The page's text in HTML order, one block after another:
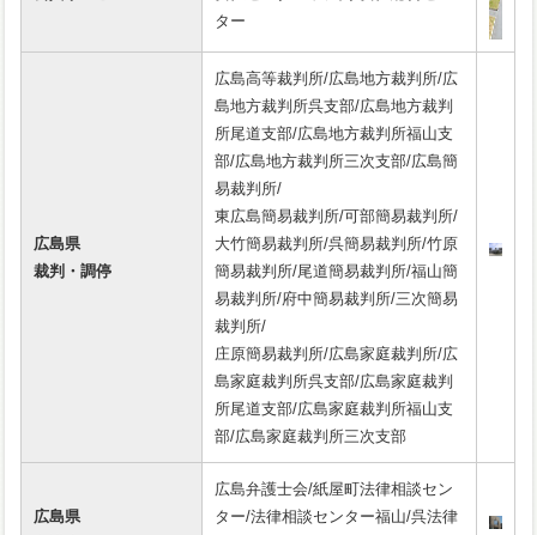
ター
広島県
裁判・調停
広島高等裁判所/広島地方裁判所/広
島地方裁判所呉支部/広島地方裁判
所尾道支部/広島地方裁判所福山支
部/広島地方裁判所三次支部/広島簡
易裁判所/
東広島簡易裁判所/可部簡易裁判所/
大竹簡易裁判所/呉簡易裁判所/竹原
簡易裁判所/尾道簡易裁判所/福山簡
易裁判所/府中簡易裁判所/三次簡易
裁判所/
庄原簡易裁判所/広島家庭裁判所/広
島家庭裁判所呉支部/広島家庭裁判
所尾道支部/広島家庭裁判所福山支
部/広島家庭裁判所三次支部
広島県
広島弁護士会/紙屋町法律相談セン
ター/法律相談センター福山/呉法律